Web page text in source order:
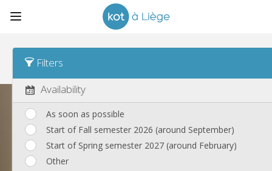
Filters
Availability
As soon as possible
Start of Fall semester 2026 (around September)
Start of Spring semester 2027 (around February)
Other
Sort
Studios